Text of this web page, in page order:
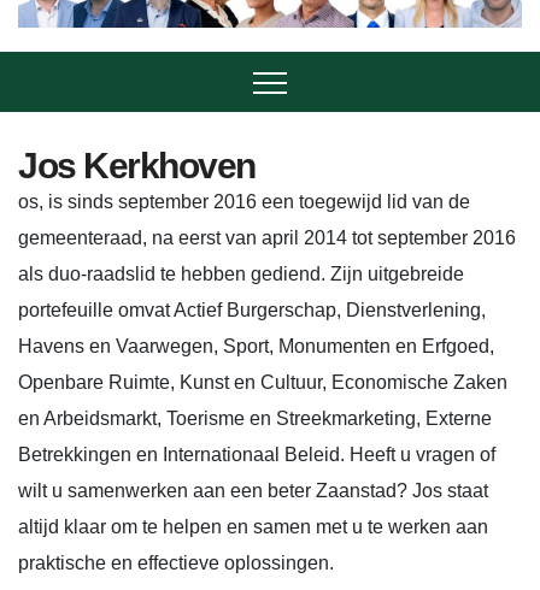
Jos Kerkhoven
os, is sinds september 2016 een toegewijd lid van de
gemeenteraad, na eerst van april 2014 tot september 2016
als duo-raadslid te hebben gediend. Zijn uitgebreide
portefeuille omvat Actief Burgerschap, Dienstverlening,
Havens en Vaarwegen, Sport, Monumenten en Erfgoed,
Openbare Ruimte, Kunst en Cultuur, Economische Zaken
en Arbeidsmarkt, Toerisme en Streekmarketing, Externe
Betrekkingen en Internationaal Beleid. Heeft u vragen of
wilt u samenwerken aan een beter Zaanstad? Jos staat
altijd klaar om te helpen en samen met u te werken aan
praktische en effectieve oplossingen.